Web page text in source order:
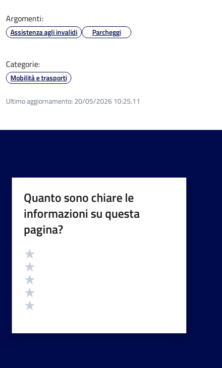
Argomenti:
Assistenza agli invalidi Parcheggi
Categorie:
Mobilità e trasporti
Ultimo aggiornamento: 20/05/2026 10:25.11
Quanto sono chiare le
informazioni su questa
pagina?
Valutazione